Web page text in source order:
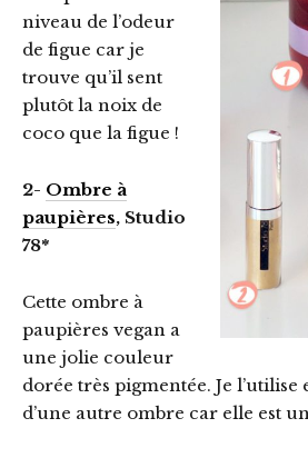
niveau de l’odeur
de figue car je
trouve qu’il sent
plutôt la noix de
coco que la figue !
2- Ombre à
paupières, Studio
78*
Cette ombre à
paupières vegan a
une jolie couleur
dorée très pigmentée. Je
d’une autre ombre car elle est